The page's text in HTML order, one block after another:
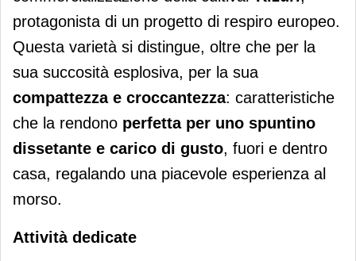
protagonista di un progetto di respiro europeo.
Questa varietà si distingue, oltre che per la
sua succosità esplosiva, per la sua
compattezza e croccantezza: caratteristiche
che la rendono perfetta per uno spuntino
dissetante e carico di gusto, fuori e dentro
casa, regalando una piacevole esperienza al
morso.
Attività dedicate